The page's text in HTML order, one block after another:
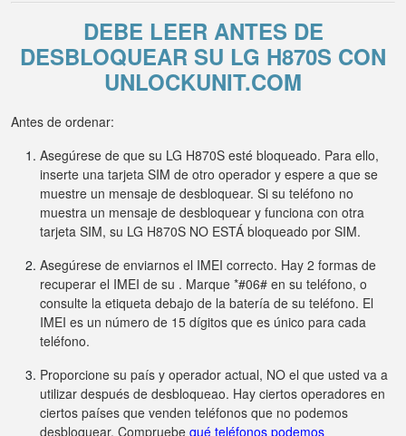
DEBE LEER ANTES DE
DESBLOQUEAR SU LG H870S CON
UNLOCKUNIT.COM
Antes de ordenar:
Asegúrese de que su LG H870S esté bloqueado. Para ello,
inserte una tarjeta SIM de otro operador y espere a que se
muestre un mensaje de desbloquear. Si su teléfono no
muestra un mensaje de desbloquear y funciona con otra
tarjeta SIM, su LG H870S NO ESTÁ bloqueado por SIM.
Asegúrese de enviarnos el IMEI correcto. Hay 2 formas de
recuperar el IMEI de su . Marque *#06# en su teléfono, o
consulte la etiqueta debajo de la batería de su teléfono. El
IMEI es un número de 15 dígitos que es único para cada
teléfono.
Proporcione su país y operador actual, NO el que usted va a
utilizar después de desbloqueao. Hay ciertos operadores en
ciertos países que venden teléfonos que no podemos
desbloquear. Compruebe qué teléfonos podemos